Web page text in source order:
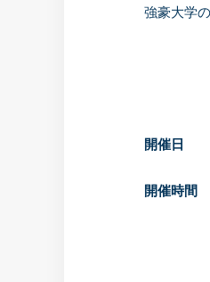
強豪大学
開催日
開催時間